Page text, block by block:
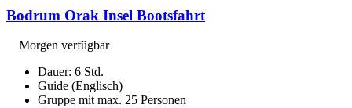
Bodrum Orak Insel Bootsfahrt
Morgen verfügbar
Dauer: 6 Std.
Guide (Englisch)
Gruppe mit max. 25 Personen